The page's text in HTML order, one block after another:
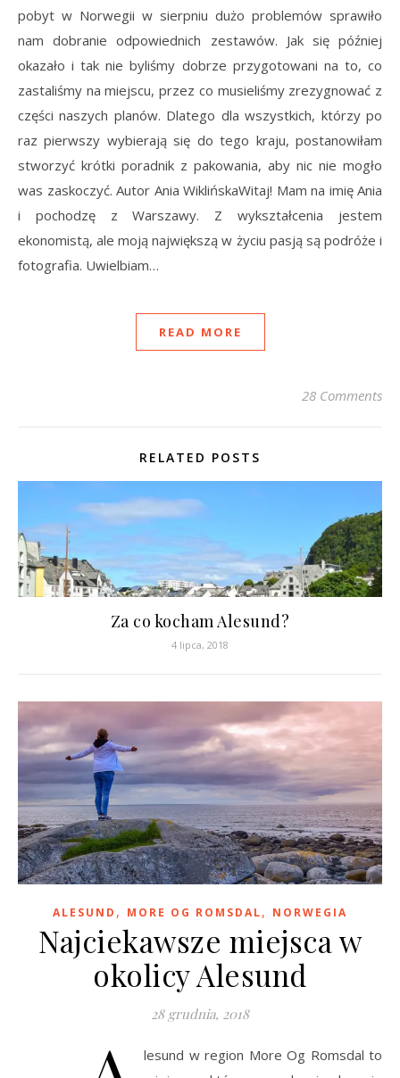
pobyt w Norwegii w sierpniu dużo problemów sprawiło
nam dobranie odpowiednich zestawów. Jak się później
okazało i tak nie byliśmy dobrze przygotowani na to, co
zastaliśmy na miejscu, przez co musieliśmy zrezygnować z
części naszych planów. Dlatego dla wszystkich, którzy po
raz pierwszy wybierają się do tego kraju, postanowiłam
stworzyć krótki poradnik z pakowania, aby nic nie mogło
was zaskoczyć. Autor Ania WiklińskaWitaj! Mam na imię Ania
i pochodzę z Warszawy. Z wykształcenia jestem
ekonomistą, ale moją największą w życiu pasją są podróże i
fotografia. Uwielbiam…
READ MORE
28 Comments
RELATED POSTS
Za co kocham Alesund?
4 lipca, 2018
ALESUND , MORE OG ROMSDAL, NORWEGIA
Najciekawsze miejsca w
okolicy Alesund
28 grudnia, 2018
lesund w region More Og Romsdal to